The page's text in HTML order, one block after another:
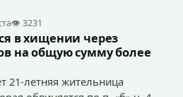
👁 3231
в хищении через
на общую сумму более
21-летняя жительница